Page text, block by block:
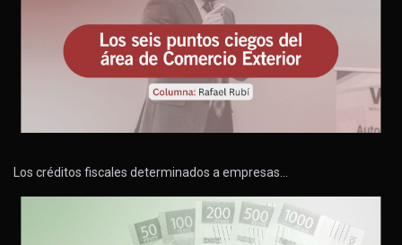
Los créditos fiscales determinados a empresas…